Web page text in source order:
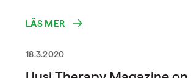
LÄS MER
18.3.2020